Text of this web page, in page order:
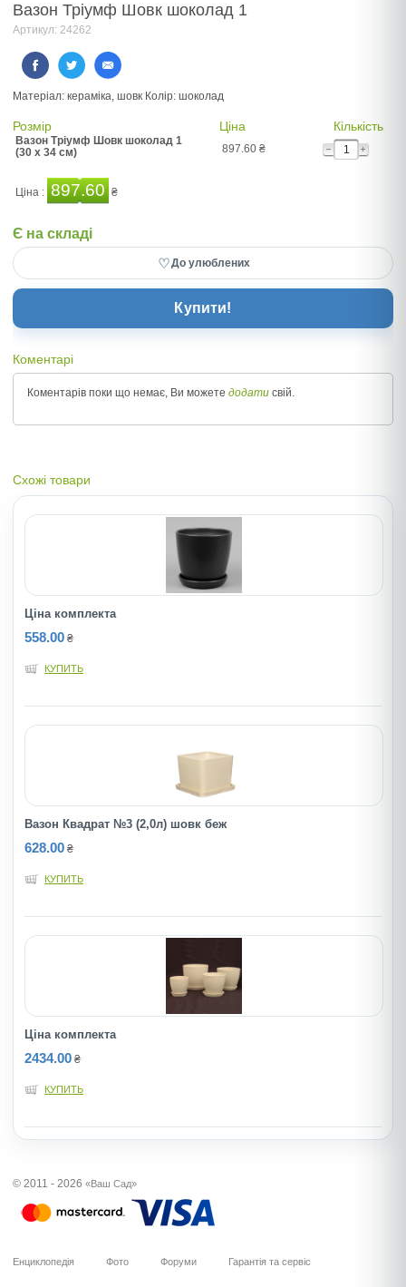
Вазон Тріумф Шовк шоколад 1
Артикул: 24262
Матеріал: кераміка, шовк Колір: шоколад
Розмір Ціна Кількість
Вазон Тріумф Шовк шоколад 1
(30 x 34 см)
897.60 ₴
Ціна : 897.60 ₴
Є на складі
♡До улюблених
Купити!
Коментарі
Коментарів поки що немає, Ви можете додати свій.
Схожі товари
Ціна комплекта
558.00 ₴
КУПИТЬ
Вазон Квадрат №3 (2,0л) шовк беж
628.00 ₴
КУПИТЬ
Ціна комплекта
2434.00 ₴
КУПИТЬ
© 2011 - 2026 «Ваш Сад»
Енциклопедія Фото Форуми Гарантія та сервіс